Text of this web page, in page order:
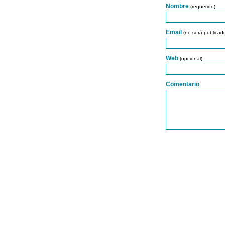
Nombre (requerido)
Email (no será
Web (opcional)
Comentario